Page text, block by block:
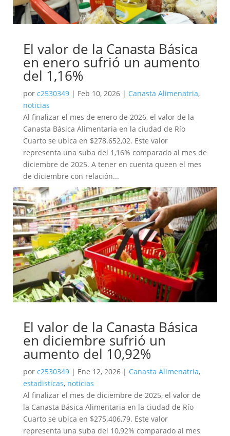
El valor de la Canasta Básica
en enero sufrió un aumento
del 1,16%
por c2530349| Feb 10, 2026| Canasta Alimenatria,
noticias
Al finalizar el mes de enero de 2026, el valor de la
Canasta Básica Alimentaria en la ciudad de Río
Cuarto se ubica en $278.652,02. Este valor
representa una suba del 1,16% comparado al mes de
diciembre de 2025. A tener en cuenta queen el mes
de diciembre con relación...
El valor de la Canasta Básica
en diciembre sufrió un
aumento del 10,92%
por c2530349| Ene 12, 2026| Canasta Alimenatria,
estadisticas, noticias
Al finalizar el mes de diciembre de 2025, el valor de
la Canasta Básica Alimentaria en la ciudad de Río
Cuarto se ubica en $275.406,79. Este valor
representa una suba del 10,92% comparado al mes